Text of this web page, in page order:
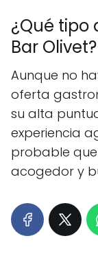
¿Qué tipo
Bar Olivet?
Aunque no
oferta
su alta
experiencia
probable
acogedor y